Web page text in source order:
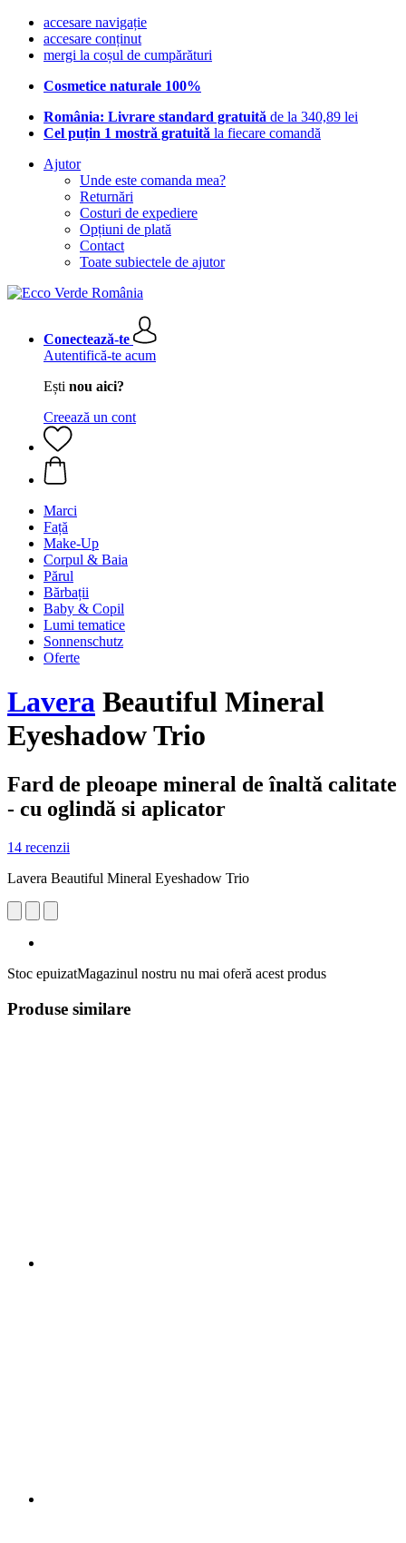
accesare navigație
accesare conținut
mergi la coșul de cumpărături
Cosmetice naturale 100%
România: Livrare standard gratuită de la 340,89 lei
Cel puțin 1 mostră gratuită la fiecare comandă
Ajutor
Unde este comanda mea?
Returnări
Costuri de expediere
Opțiuni de plată
Contact
Toate subiectele de ajutor
Conectează-te
Autentifică-te acum
Ești nou aici?
Creează un cont
Marci
Față
Make-Up
Corpul & Baia
Părul
Bărbații
Baby & Copil
Lumi tematice
Sonnenschutz
Oferte
Lavera Beautiful Mineral
Eyeshadow Trio
Fard de pleoape mineral de înaltă calitate
- cu oglindă si aplicator
14 recenzii
Lavera Beautiful Mineral Eyeshadow Trio
Stoc epuizatMagazinul nostru nu mai oferă acest produs
Produse similare